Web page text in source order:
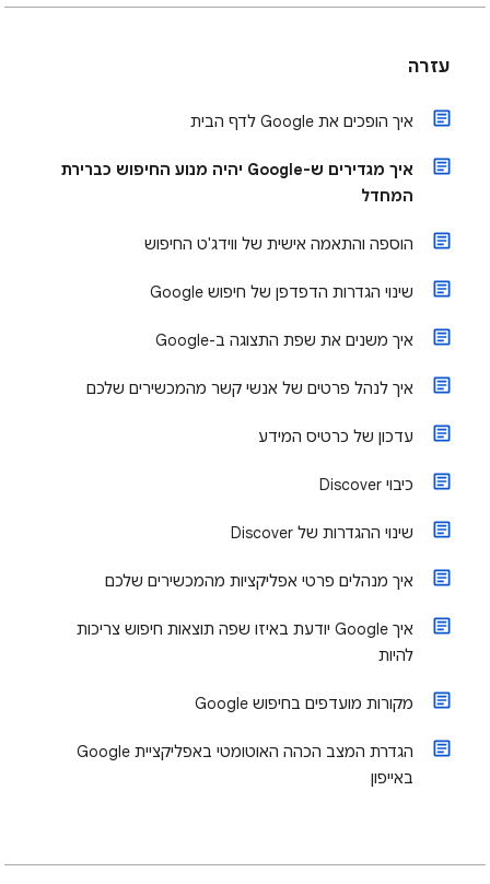
עזרה
איך הופכים את Google לדף הבית
איך מגדירים ש-Google יהיה מנוע החיפוש כברירת
המחדל
הוספה והתאמה אישית של ווידג'ט החיפוש
שינוי הגדרות הדפדפן של חיפוש Google
איך משנים את שפת התצוגה ב-Google
איך לנהל פרטים של אנשי קשר מהמכשירים שלכם
עדכון של כרטיס המידע
כיבוי Discover
שינוי ההגדרות של Discover
איך מנהלים פרטי אפליקציות מהמכשירים שלכם
איך Google יודעת באיזו שפה תוצאות חיפוש צריכות
להיות
מקורות מועדפים בחיפוש Google
הגדרת המצב הכהה האוטומטי באפליקציית Google
באייפון